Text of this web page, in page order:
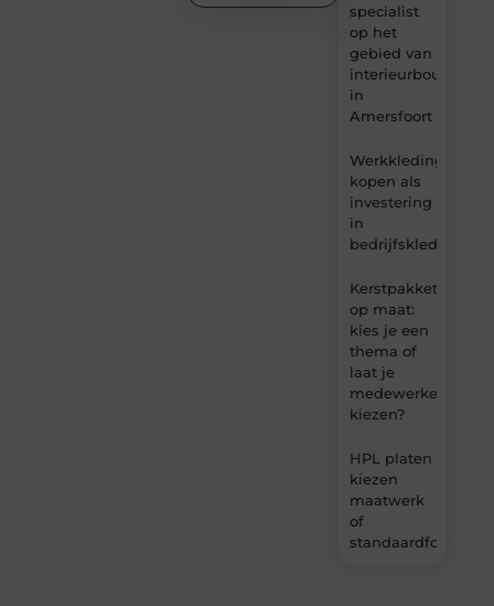
specialist
op het
gebied van
interieurbouw
in
Amersfoort
Werkkleding
kopen als
investering
in
bedrijfskleding
Kerstpakket
op maat:
kies je een
thema of
laat je
medewerkers
kiezen?
HPL platen
kiezen
maatwerk
of
standaardformaat